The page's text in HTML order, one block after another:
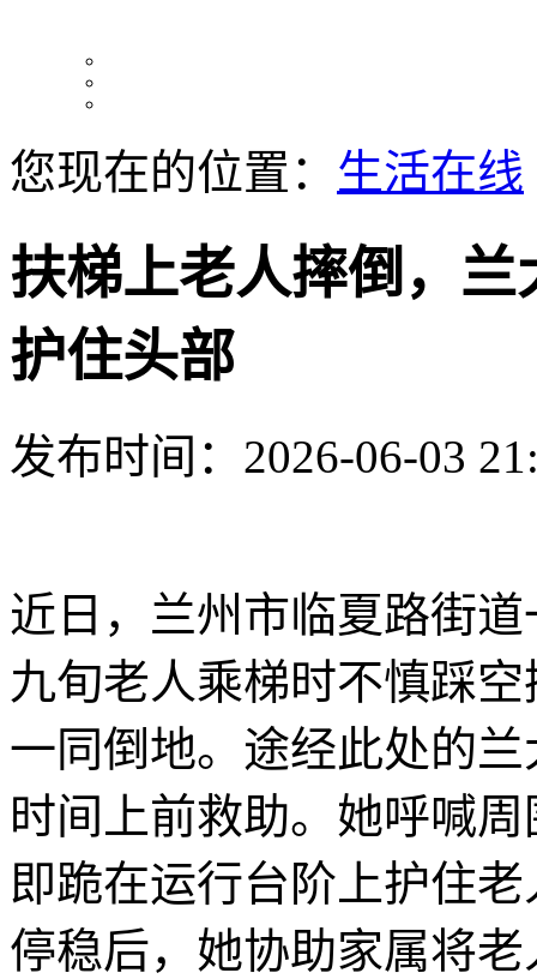
您现在的位置： 生活在线
扶梯上老人摔倒，
护住头部
发布时间：2026-06-03
近日，兰州市临夏路街
九旬老人乘梯时不慎踩
一同倒地。途经此处的
时间上前救助。她呼喊
即跪在运行台阶上护住
停稳后，她协助家属将